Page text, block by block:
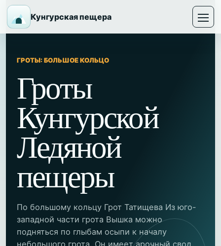
Кунгурская пещера
ГРОТЫ: БОЛЬШОЕ КОЛЬЦО
Гроты
Кунгурской
Ледяной
пещеры
По большому кольцу Грот Татищева Из юго-
западной части грота Вышка можно
подняться по глыбам осыпи к началу
небольшого грота. Он имеет арочный свод,